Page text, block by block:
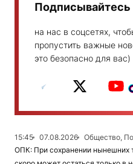
Подписывайтесь
на нас в соцсетях,
пропустить важные
это безопасно для вас)
15:45 07.08.2026
Общество,
ОПК: При сохранении нынешних